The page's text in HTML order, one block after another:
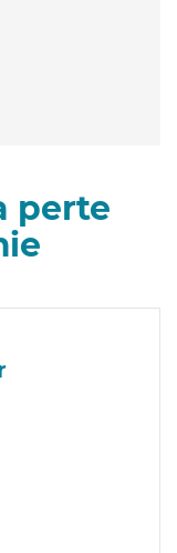
perte